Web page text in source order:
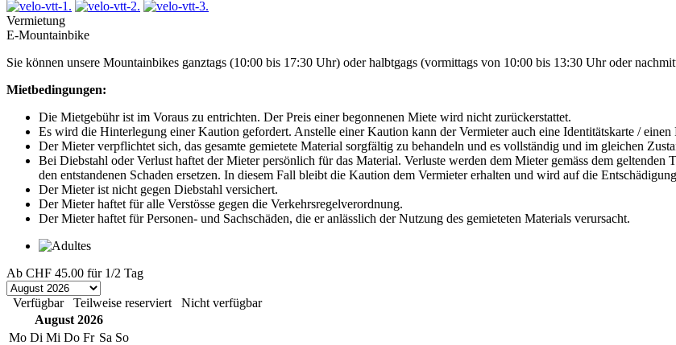
Vermietung
E-Mountainbike
Sie können unsere Mountainbikes ganztags (10:00 bis 17:30 Uhr) oder halbtgags (vormittags von 10:00 bis 13:30 Uhr oder
Mietbedingungen:
Die Mietgebühr ist im Voraus zu entrichten. Der Preis einer begonnenen Miete wird nicht zurückerstattet.
Es wird die Hinterlegung einer Kaution gefordert. Anstelle einer Kaution kann der Vermieter auch eine Identitätskarte / einen
Der Mieter verpflichtet sich, das gesamte gemietete Material sorgfältig zu behandeln und es vollständig und im gleichen
Bei Diebstahl oder Verlust haftet der Mieter persönlich für das Material. Verluste werden dem Mieter gemäss dem
den entstandenen Schaden ersetzen. In diesem Fall bleibt die Kaution dem Vermieter erhalten und wird auf die
Der Mieter ist nicht gegen Diebstahl versichert.
Der Mieter haftet für alle Verstösse gegen die Verkehrsregelverordnung.
Der Mieter haftet für Personen- und Sachschäden, die er anlässlich der Nutzung des gemieteten Materials verursacht.
Ab CHF 45.00 für 1/2 Tag
Verfügbar Teilweise reserviert
Nicht verfügbar
August 2026
Mo Di Mi Do Fr Sa So